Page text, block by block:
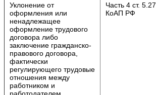
Уклонение от
оформления или
ненадлежащее
оформление трудового
договора либо
заключение гражданско-
правового договора,
фактически
регулирующего трудовые
отношения между
работником и
работодателем
Часть 4 ст. 5.27
КоАП РФ